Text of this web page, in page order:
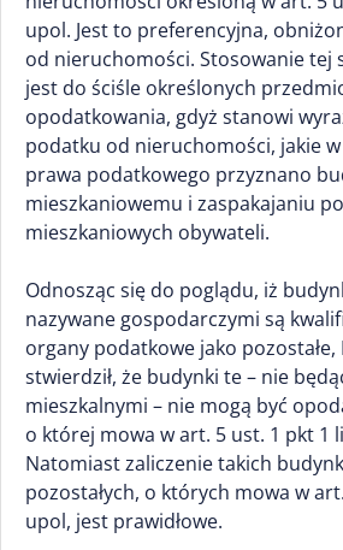
upol. Jest to preferencyjna,
od nieruchomości. Stosowanie tej
jest do ściśle określonych
opodatkowania, gdyż stanowi
podatku od nieruchomości, jakie
prawa podatkowego przyznano
mieszkaniowemu i zaspakajaniu
mieszkaniowych obywateli.
Odnosząc się do poglądu, iż
nazywane gospodarczymi są
organy podatkowe jako
stwierdził, że budynki te – nie
mieszkalnymi – nie mogą być
o której mowa w art. 5 ust. 1 pkt 1
Natomiast zaliczenie takich
pozostałych, o których mowa w
upol, jest prawidłowe.